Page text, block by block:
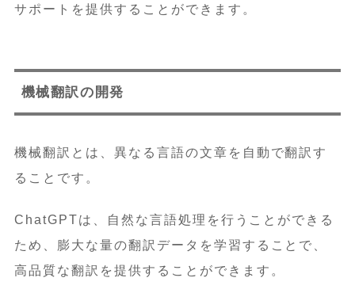
サポートを提供することができます。
機械翻訳の開発
機械翻訳とは、異なる言語の文章を自動で翻訳す
ることです。
ChatGPTは、自然な言語処理を行うことができる
ため、膨大な量の翻訳データを学習することで、
高品質な翻訳を提供することができます。